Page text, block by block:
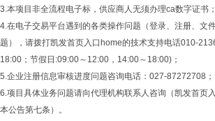
3.本项目非全流程电子标，供应商人无须办理ca数字证书；
4.在电子交易平台遇到的各类操作问题（登录、注册、文
题），请拨打凯发首页入口home的技术支持电话010-
18:00；节假日:09:00～12:00，14:00～18:00)；
5.企业注册信息审核进度问题咨询电话：027-87272708；
6.项目具体业务问题请向代理机构联系人咨询（凯发首页
本公告第七条）。